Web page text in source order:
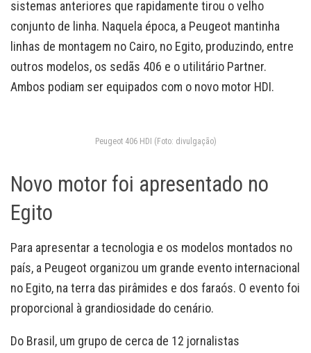
sistemas anteriores que rapidamente tirou o velho
conjunto de linha. Naquela época, a Peugeot mantinha
linhas de montagem no Cairo, no Egito, produzindo, entre
outros modelos, os sedãs 406 e o utilitário Partner.
Ambos podiam ser equipados com o novo motor HDI.
Peugeot 406 HDI (Foto: divulgação)
Novo motor foi apresentado no
Egito
Para apresentar a tecnologia e os modelos montados no
país, a Peugeot organizou um grande evento internacional
no Egito, na terra das pirâmides e dos faraós. O evento foi
proporcional à grandiosidade do cenário.
Do Brasil, um grupo de cerca de 12 jornalistas